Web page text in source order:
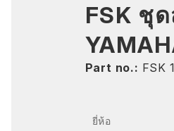
FSK ชุ
Part no.: FSK
ยี่ห้อ